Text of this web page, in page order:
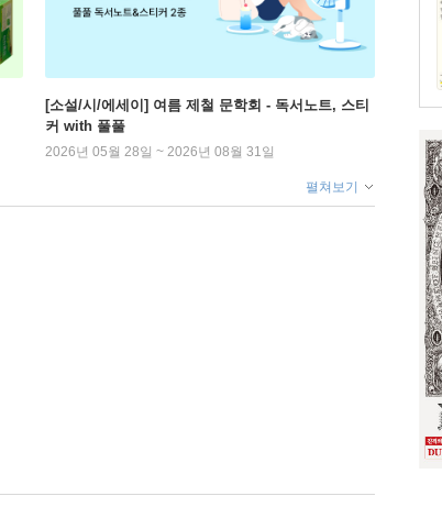
[소설/시/에세이] 여름 제철 문학회 - 독서노트, 스티
커 with 풀풀
2026년 05월 28일 ~ 2026년 08월 31일
펼쳐보기